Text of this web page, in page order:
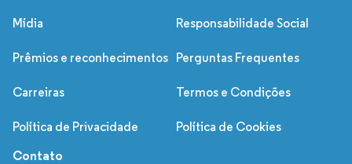
Mídia Responsabilidade Social
Prêmios e reconhecimentos Perguntas Frequentes
Carreiras Termos e Condições
Política de Privacidade Política de Cookies
Contato